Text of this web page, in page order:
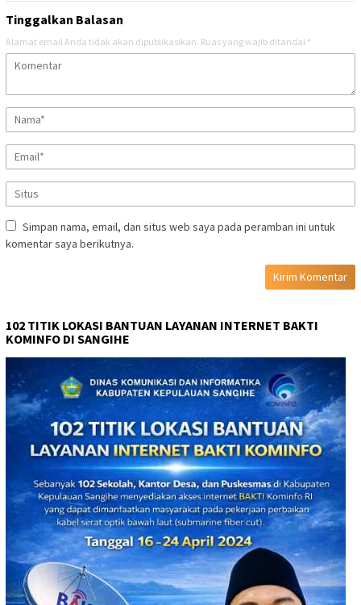
Tinggalkan Balasan
Alamat email Anda tidak akan dipublikasikan. Ruas yang wajib ditandai *
Simpan nama, email, dan situs web saya pada peramban ini untuk
komentar saya berikutnya.
102 TITIK LOKASI BANTUAN LAYANAN INTERNET BAKTI
KOMINFO DI SANGIHE